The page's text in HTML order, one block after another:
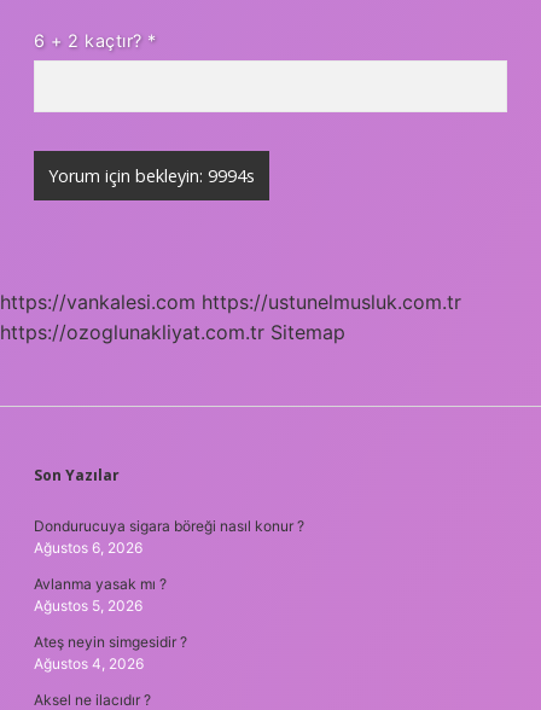
6 + 2 kaçtır? *
https://vankalesi.com https://ustunelmusluk.com.tr
https://ozoglunakliyat.com.tr Sitemap
SIDEBAR
Son Yazılar
Dondurucuya sigara böreği nasıl konur ?
Ağustos 6, 2026
Avlanma yasak mı ?
Ağustos 5, 2026
Ateş neyin simgesidir ?
Ağustos 4, 2026
Aksel ne ilacıdır ?